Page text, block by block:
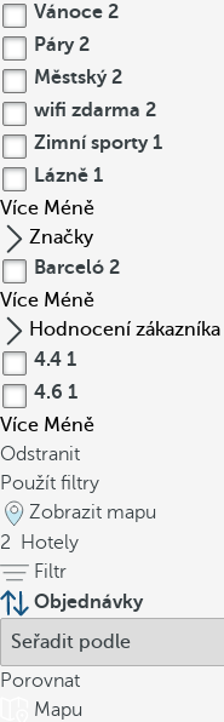
Vánoce 2
Páry 2
Městský 2
wifi zdarma 2
Zimní sporty 1
Lázně 1
Více Méně
Značky
Barceló 2
Více Méně
Hodnocení zákazníka
4.4 1
4.6 1
Více Méně
Odstranit
Použít filtry
Zobrazit mapu
2
Hotely
Filtr
Objednávky
Porovnat
Mapu